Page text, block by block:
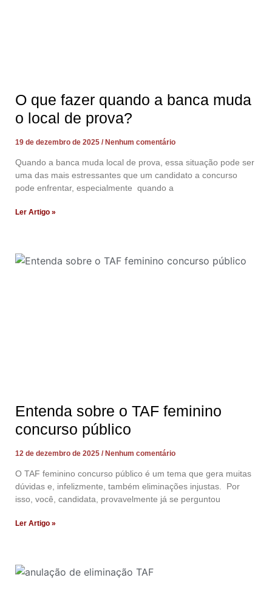
O que fazer quando a banca muda
o local de prova?
19 de dezembro de 2025 Nenhum comentário
Quando a banca muda local de prova, essa situação pode ser
uma das mais estressantes que um candidato a concurso
pode enfrentar, especialmente quando a
Ler Artigo »
Entenda sobre o TAF feminino
concurso público
12 de dezembro de 2025 Nenhum comentário
O TAF feminino concurso público é um tema que gera muitas
dúvidas e, infelizmente, também eliminações injustas. Por
isso, você, candidata, provavelmente já se perguntou
Ler Artigo »